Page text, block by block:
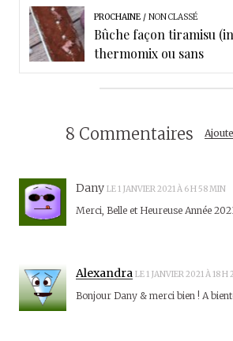
PROCHAINE NON CLASSÉ
Bûche façon tiramisu
thermomix ou sans
8 Commentaires
Dany LE 1 JANVIER 2021 À 6 H 58 MIN
Merci, Belle et Heureuse Année
Alexandra LE 1 JANVIER 2021 À 18
Bonjour Dany & merci bien ! A